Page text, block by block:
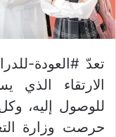
تعدّ #العودة-
الارتقاء
للوصول إليه،
حرصت وزارة